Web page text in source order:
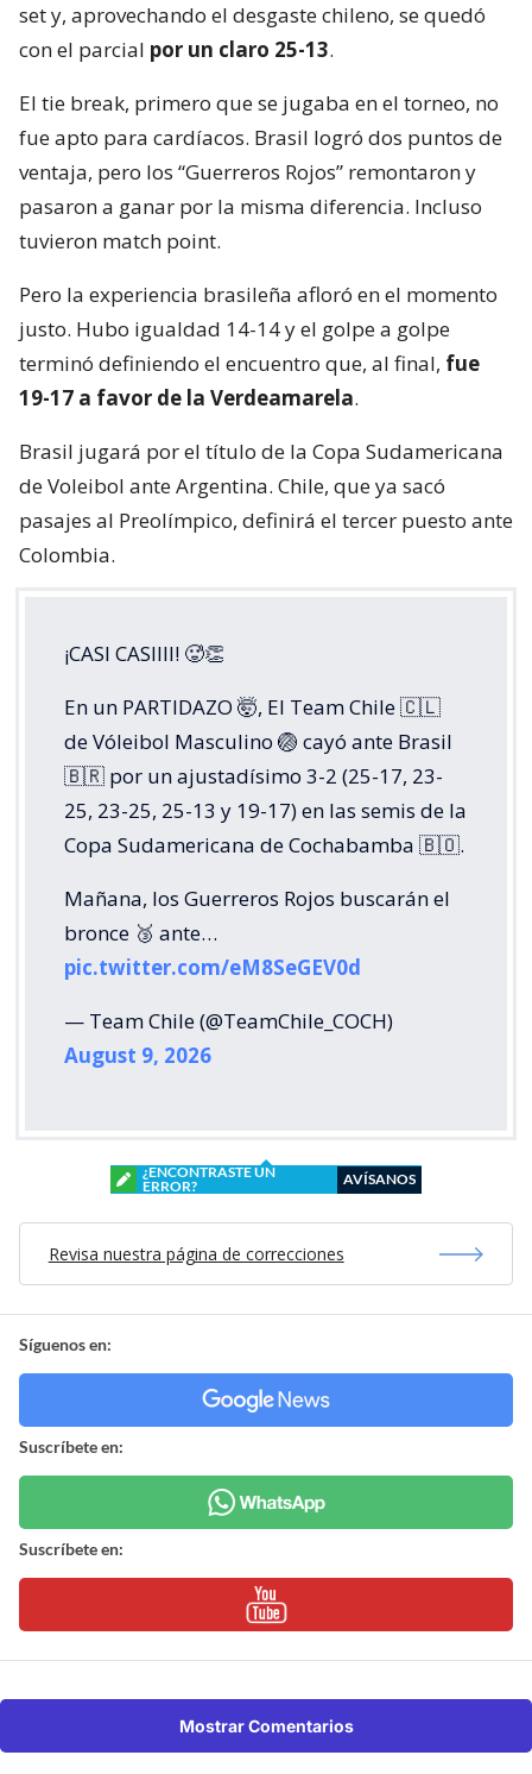
set y, aprovechando el desgaste chileno, se quedó
con el parcial por un claro 25-13.
El tie break, primero que se jugaba en el torneo, no
fue apto para cardíacos. Brasil logró dos puntos de
ventaja, pero los “Guerreros Rojos” remontaron y
pasaron a ganar por la misma diferencia. Incluso
tuvieron match point.
Pero la experiencia brasileña afloró en el momento
justo. Hubo igualdad 14-14 y el golpe a golpe
terminó definiendo el encuentro que, al final, fue
19-17 a favor de la Verdeamarela.
Brasil jugará por el título de la Copa Sudamericana
de Voleibol ante Argentina. Chile, que ya sacó
pasajes al Preolímpico, definirá el tercer puesto ante
Colombia.
¡CASI CASIIII! 🥵👏
En un PARTIDAZO 🤯, El Team Chile 🇨🇱
de Vóleibol Masculino 🏐 cayó ante Brasil
🇧🇷 por un ajustadísimo 3-2 (25-17, 23-
25, 23-25, 25-13 y 19-17) en las semis de la
Copa Sudamericana de Cochabamba 🇧🇴.
Mañana, los Guerreros Rojos buscarán el
bronce 🥉 ante…
pic.twitter.com/eM8SeGEV0d
— Team Chile (@TeamChile_COCH)
August 9, 2026
¿ENCONTRASTE UN
ERROR?
AVÍSANOS
Revisa nuestra página de correcciones
Síguenos en:
Suscríbete en:
Suscríbete en:
Mostrar Comentarios